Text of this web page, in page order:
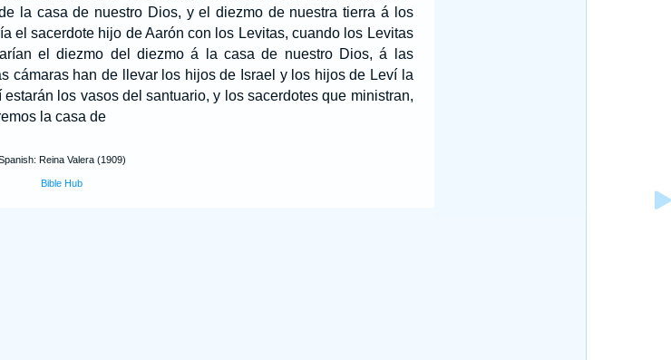
la casa de nuestro Dios, y el diezmo de nuestra tierra á los
el sacerdote hijo de Aarón con los Levitas, cuando los Levitas
el diezmo del diezmo á la casa de nuestro Dios, á las
cámaras han de llevar los hijos de Israel y los hijos de Leví la
los vasos del santuario, y los sacerdotes que ministran,
la casa de
Reina Valera (1909)
Bible Hub